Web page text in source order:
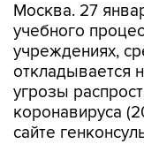
Москва. 27
учебного
учреждениях,
откладывается
угрозы
коронавируса
сайте